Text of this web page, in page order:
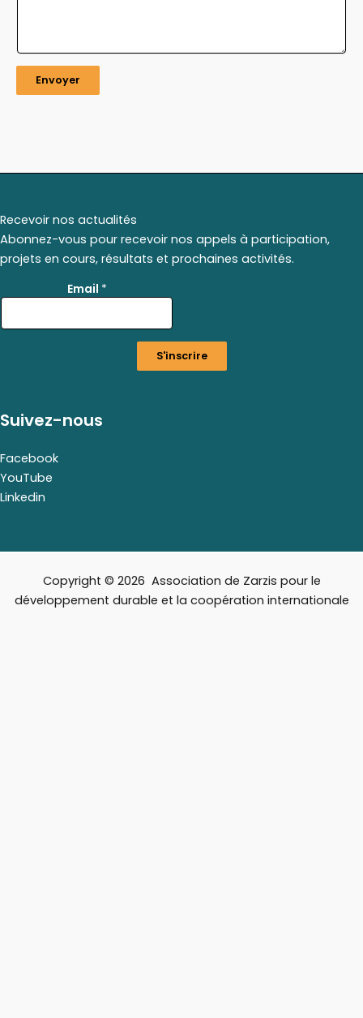
Envoyer
Recevoir nos actualités
Abonnez-vous pour recevoir nos appels à participation,
projets en cours, résultats et prochaines activités.
i
l
E
Email *
S'inscrire
Suivez-nous
Facebook
YouTube
Linkedin
Copyright © 2026 Association de Zarzis pour le
développement durable et la coopération internationale